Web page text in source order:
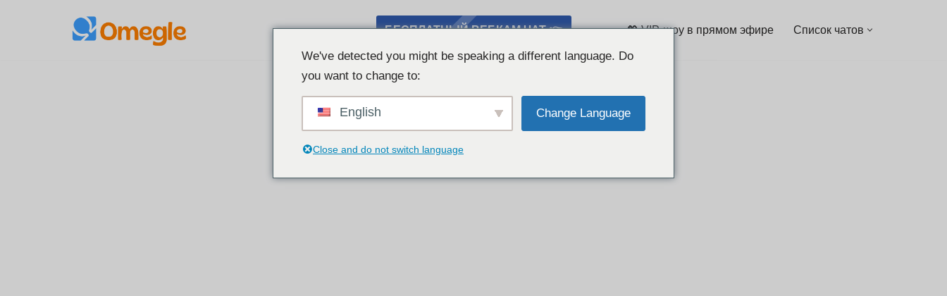
БЕСПЛАТНЫЙ ВЕБКАМ ЧАТ 👉 💖 VIP-шоу в прямом эфире Список чатов
We've detected you might be speaking a different language. Do
you want to change to:
English Change Language
Close and do not switch language